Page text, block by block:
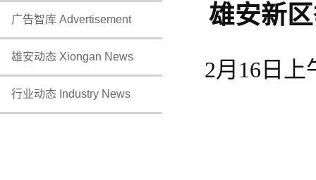
广告智库 Advertisement
雄安动态 Xiongan News
行业动态 Industry News
雄安新
2月16日上